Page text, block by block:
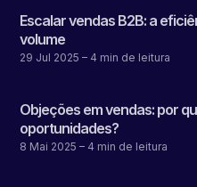
Escalar vendas B2B: a
volume
29 Jul 2025 – 4 min de leitura
Objeções em vendas: por
oportunidades?
8 Mai 2025 – 4 min de leitura